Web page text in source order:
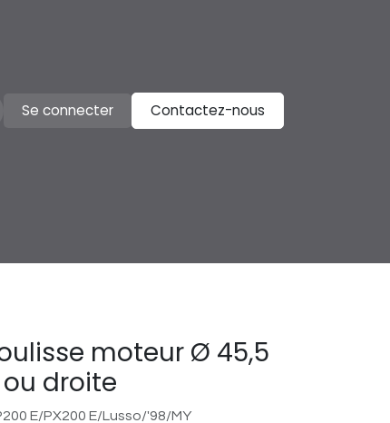
Se connecter Contactez-nous
moteur Ø 45,5
droite
E/​PX200 E/​Lusso/​'98/​MY